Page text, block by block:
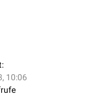
10:06